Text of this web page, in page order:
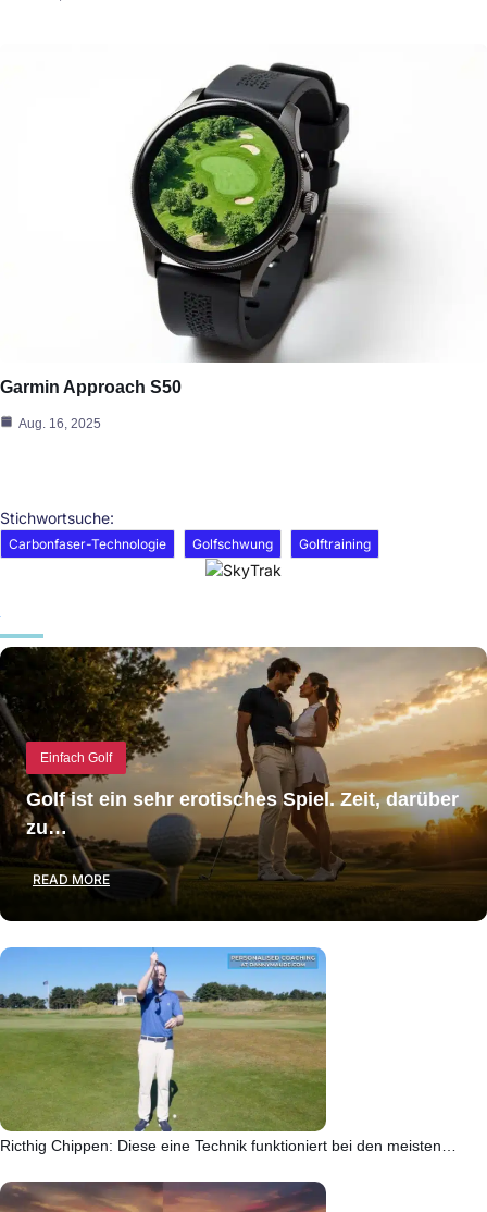
Garmin Approach S50
Aug. 16, 2025
Stichwortsuche:
Carbonfaser-Technologie Golfschwung Golftraining
Einfach Golf
Golf ist ein sehr erotisches Spiel. Zeit, darüber
zu…
READ MORE
Ricthig Chippen: Diese eine Technik funktioniert bei den meisten…